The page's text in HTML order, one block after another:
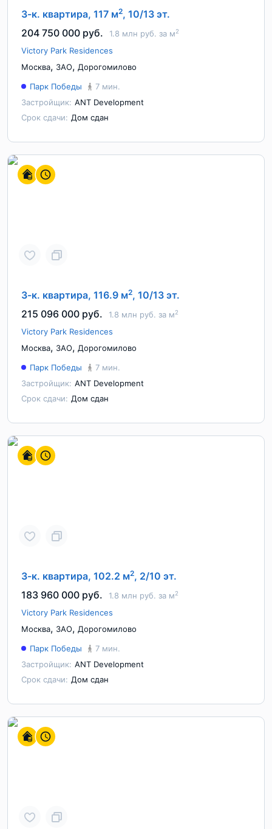
3-к. квартира, 117 м2, 10/13 эт.
204 750 000 руб.
1.8 млн руб. за м2
Victory Park Residences
Москва, ЗАО, Дорогомилово
Парк Победы
7 мин.
Застройщик: ANT Development
Срок сдачи: Дом сдан
3-к. квартира, 116.9 м2, 10/13 эт.
215 096 000 руб.
1.8 млн руб. за м2
Victory Park Residences
Москва, ЗАО, Дорогомилово
Парк Победы
7 мин.
Застройщик: ANT Development
Срок сдачи: Дом сдан
3-к. квартира, 102.2 м2, 2/10 эт.
183 960 000 руб.
1.8 млн руб. за м2
Victory Park Residences
Москва, ЗАО, Дорогомилово
Парк Победы
7 мин.
Застройщик: ANT Development
Срок сдачи: Дом сдан